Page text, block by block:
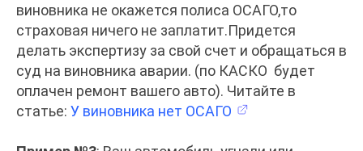
виновника не окажется полиса ОСАГО,то
страховая ничего не заплатит.Придется
делать экспертизу за свой счет и обращаться в
суд на виновника аварии. (по КАСКО будет
оплачен ремонт вашего авто). Читайте в
статье: У виновника нет ОСАГО